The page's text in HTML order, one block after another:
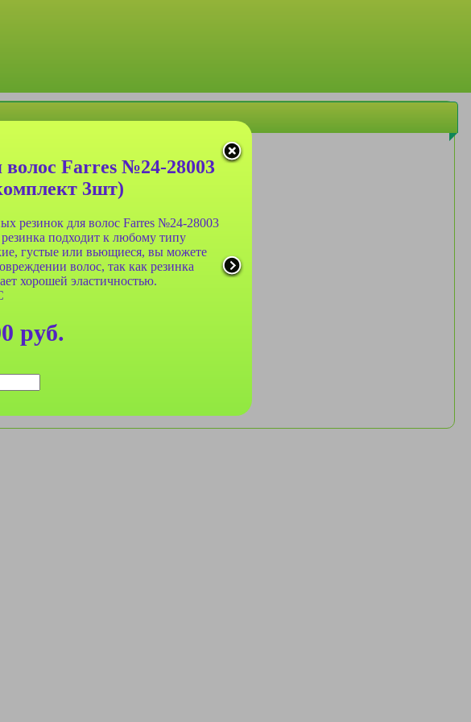
волос Farres №24-28003
3шт)
резинок для волос Farres №24-28003
резинка подходит к любому типу
густые или вьющиеся, вы можете
волос, так как резинка
хорошей эластичностью.
руб.